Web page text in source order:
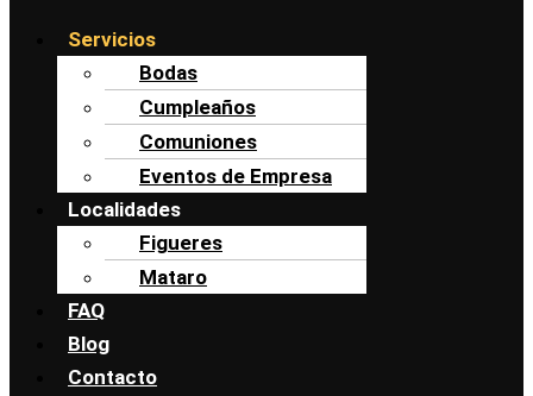
Servicios
Bodas
Cumpleaños
Comuniones
Eventos de Empresa
Localidades
Figueres
Mataro
FAQ
Blog
Contacto